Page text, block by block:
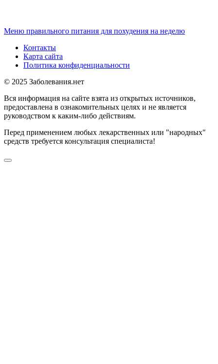
Меню правильного питания для похудения на неделю
Контакты
Карта сайта
Политика конфиденциальности
© 2025 Заболевания.нет
Вся информация на сайте взята из открытых источников,
предоставлена в ознакомительных целях и не является
руководством к каким-либо действиям.
Перед применением любых лекарственных или "народных"
средств требуется консультация специалиста!